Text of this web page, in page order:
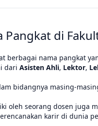
Pangkat di
berbagai nama pangkat
dari Asisten Ahli, Lektor,
bidangnya masing-
oleh seorang dosen juga
karir di dunia